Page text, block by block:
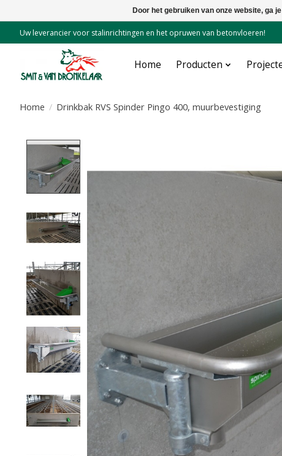
Uw leverancier voor stalinrichtingen en het opruwen van betonvloeren!
Home Producten
Home / Drinkbak RVS Spinder Pingo 400, muurbevestiging
Door het gebruiken van onze website, ga